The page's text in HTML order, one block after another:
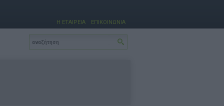
Η ΕΤΑΙΡΕΙΑ ΕΠΙΚΟΙΝΩΝΙΑ